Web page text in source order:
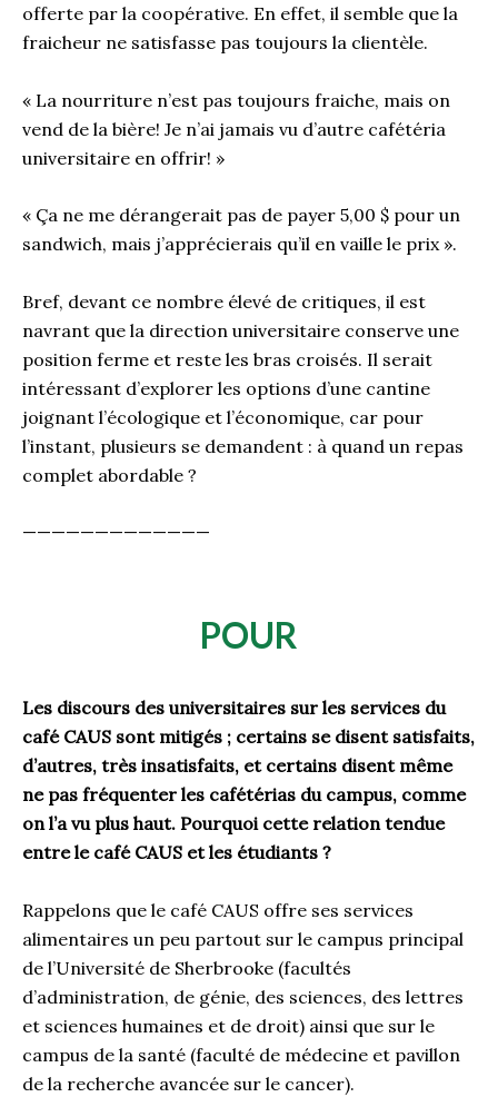
offerte par la coopérative. En effet, il semble que la
fraicheur ne satisfasse pas toujours la clientèle.
« La nourriture n’est pas toujours fraiche, mais on
vend de la bière! Je n’ai jamais vu d’autre cafétéria
universitaire en offrir! »
« Ça ne me dérangerait pas de payer 5,00 $ pour un
sandwich, mais j’apprécierais qu’il en vaille le prix ».
Bref, devant ce nombre élevé de critiques, il est
navrant que la direction universitaire conserve une
position ferme et reste les bras croisés. Il serait
intéressant d’explorer les options d’une cantine
joignant l’écologique et l’économique, car pour
l’instant, plusieurs se demandent : à quand un repas
complet abordable ?
—————————————
POUR
Les discours des universitaires sur les services du
café CAUS sont mitigés ; certains se disent satisfaits,
d’autres, très insatisfaits, et certains disent même
ne pas fréquenter les cafétérias du campus, comme
on l’a vu plus haut. Pourquoi cette relation tendue
entre le café CAUS et les étudiants ?
Rappelons que le café CAUS offre ses services
alimentaires un peu partout sur le campus principal
de l’Université de Sherbrooke (facultés
d’administration, de génie, des sciences, des lettres
et sciences humaines et de droit) ainsi que sur le
campus de la santé (faculté de médecine et pavillon
de la recherche avancée sur le cancer).